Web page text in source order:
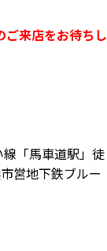
ご来店をお待ちし
「馬車道駅」徒
営地下鉄ブルー